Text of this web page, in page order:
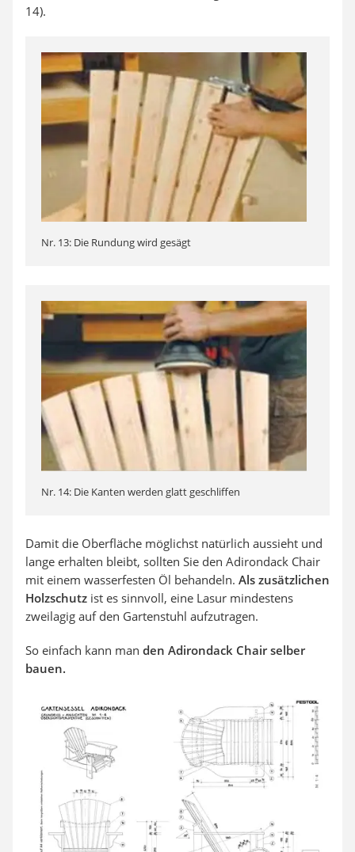
14).
Nr. 13: Die Rundung wird gesägt
Nr. 14: Die Kanten werden glatt geschliffen
Damit die Oberfläche möglichst natürlich aussieht und
lange erhalten bleibt, sollten Sie den Adirondack Chair
mit einem wasserfesten Öl behandeln. Als zusätzlichen
Holzschutz ist es sinnvoll, eine Lasur mindestens
zweilagig auf den Gartenstuhl aufzutragen.
So einfach kann man den Adirondack Chair selber
bauen.